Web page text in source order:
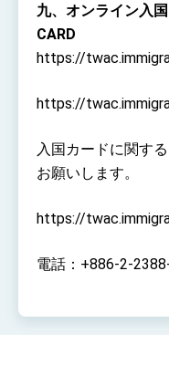
九、オンライン入
CARD
https://
https://
入国カードに関す
お願いします。
https://
電話：+886-2-